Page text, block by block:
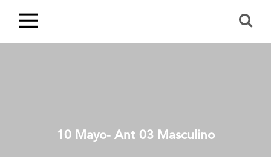
10 Mayo- Ant 03 Masculino